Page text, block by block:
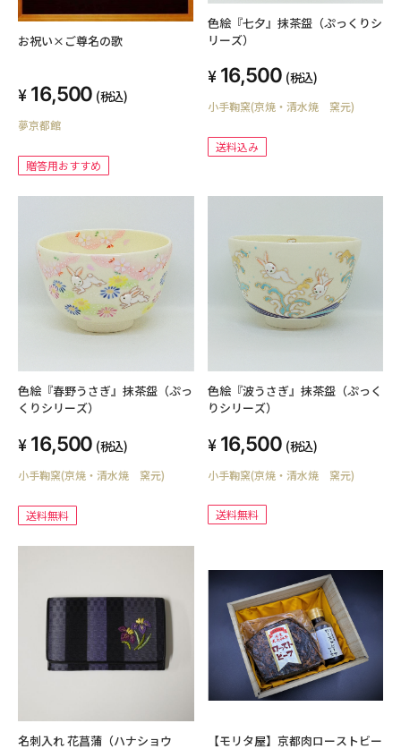
お祝い×ご尊名の歌
16,500 (税込)
夢京都館
贈答用おすすめ
色絵『七夕』抹茶盌（ぷっくりシ
リーズ）
16,500 (税込)
小手鞠窯(京焼・清水焼 窯元)
送料込み
色絵『春野うさぎ』抹茶盌（ぷっ
くりシリーズ）
16,500 (税込)
小手鞠窯(京焼・清水焼 窯元)
送料無料
色絵『波うさぎ』抹茶盌（ぷっく
りシリーズ）
16,500 (税込)
小手鞠窯(京焼・清水焼 窯元)
送料無料
名刺入れ 花菖蒲（ハナショウ
【モリタ屋】京都肉ローストビー